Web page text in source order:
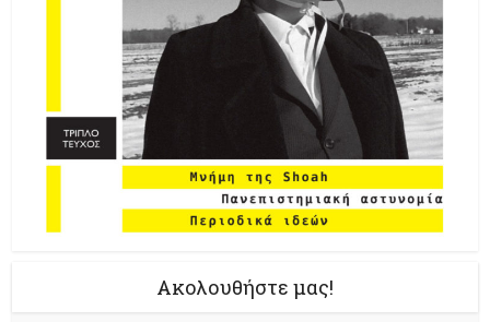
Ακολουθήστε μας!